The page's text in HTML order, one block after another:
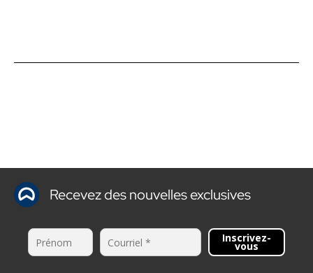
Recevez des nouvelles exclusives
Inscrivez-
vous